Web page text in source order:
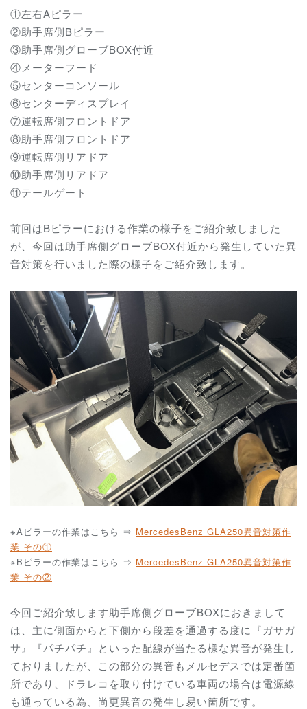
①左右Aピラー
②助手席側Bピラー
③助手席側グローブBOX付近
④メーターフード
⑤センターコンソール
⑥センターディスプレイ
⑦運転席側フロントドア
⑧助手席側フロントドア
⑨運転席側リアドア
⑩助手席側リアドア
⑪テールゲート
前回はBピラーにおける作業の様子をご紹介致しました
が、今回は助手席側グローブBOX付近から発生していた異
音対策を行いました際の様子をご紹介致します。
※Aピラーの作業はこちら ⇒ MercedesBenz GLA250異音対策作
業 その①
※Bピラーの作業はこちら ⇒ MercedesBenz GLA250異音対策作
業 その②
今回ご紹介致します助手席側グローブBOXにおきまして
は、主に側面からと下側から段差を通過する度に『ガサガ
サ』『パチパチ』といった配線が当たる様な異音が発生し
ておりましたが、この部分の異音もメルセデスでは定番箇
所であり、ドラレコを取り付けている車両の場合は電源線
も通っている為、尚更異音の発生し易い箇所です。